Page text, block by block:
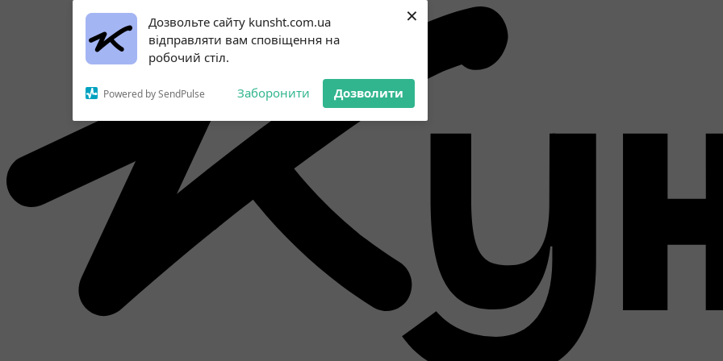
Дозвольте сайту kunsht.com.ua
відправляти вам сповіщення на
робочий стіл.
Powered by SendPulse Заборонити Дозволити
×
Subscribe to our
notifications!
To enable permission prompts, click
on the notification icon